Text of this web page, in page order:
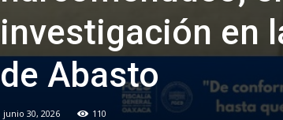
investigación en
de Abasto
junio 30, 2026 110